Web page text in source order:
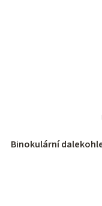
Binokulární